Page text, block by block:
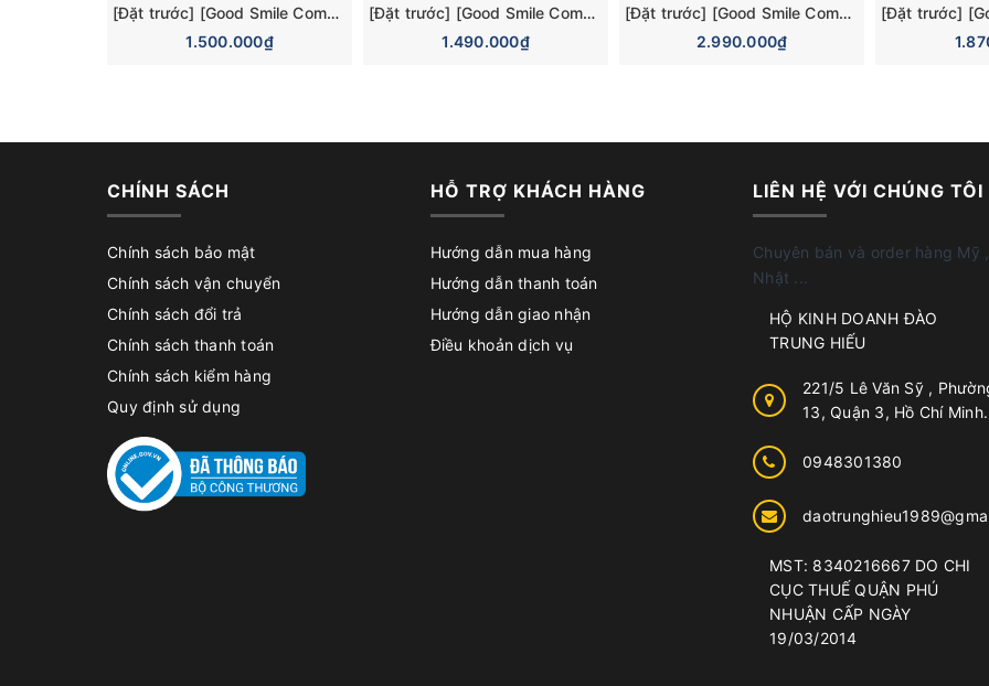
[Đặt trước] [Good Smile Company] Mô hình nhân vật Blue Archive Nendoroid 3110 Hina Sorasaki Dress Basic Figure (+Bonus)
1.500.000₫
[Đặt trước] [Good Smile Company] Mô hình nhân vật Blue Archive Nendoroid 3084 Mika Misono Swimsuit Basic Figure (Bonus)
1.490.000₫
[Đặt trước] [Good Smile Company] Mô hình nhân vật Blue Archive Nendoroid Surprise 6 Pieces Box Figure
2.990.000₫
CHÍNH SÁCH
Chính sách bảo mật
Chính sách vận chuyển
Chính sách đổi trả
Chính sách thanh toán
Chính sách kiểm hàng
Quy định sử dụng
HỖ TRỢ KHÁCH HÀNG
Hướng dẫn mua hàng
Hướng dẫn thanh toán
Hướng dẫn giao nhận
Điều khoản dịch vụ
LIÊN HỆ VỚI CHÚNG TÔI
Chuyên bán và order hàng Mỹ
Nhật ...
HỘ KINH DOANH ĐÀO
TRUNG HIẾU
221/5 Lê Văn Sỹ ,
13, Quận 3, Hồ Chí Minh.
0948301380
MST: 8340216667 DO CHI
CỤC THUẾ QUẬN PHÚ
NHUẬN CẤP NGÀY
19/03/2014